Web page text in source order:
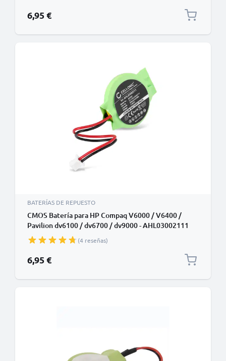
6,95 €
BATERÍAS DE REPUESTO
CMOS Batería para HP Compaq V6000 / V6400 /
Pavilion dv6100 / dv6700 / dv9000 - AHL03002111
(200mAh) CMOS Batería de Reemplazo
(4 reseñas)
6,95 €